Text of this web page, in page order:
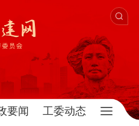
要闻 工委动态